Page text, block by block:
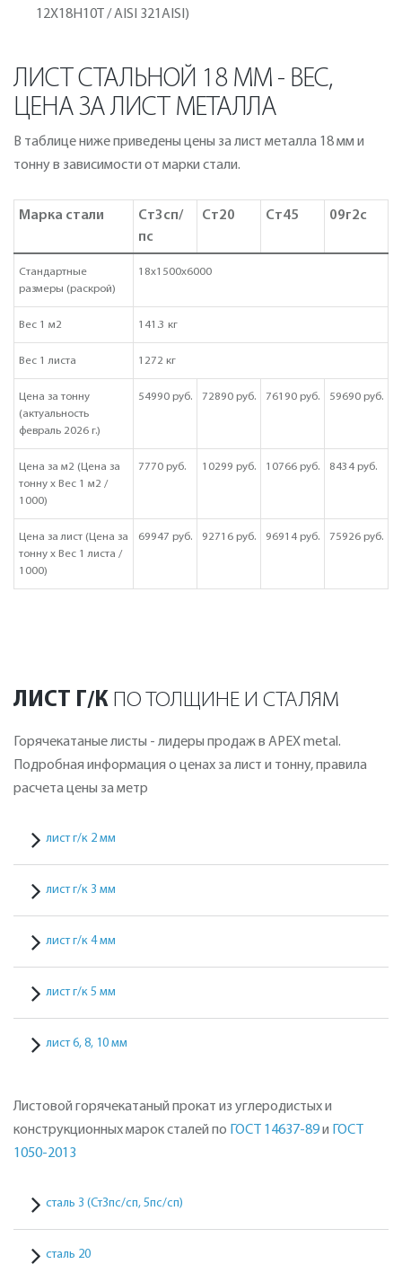
12Х18Н10Т / AISI 321AISI)
ЛИСТ СТАЛЬНОЙ 18 ММ - ВЕС,
ЦЕНА ЗА ЛИСТ МЕТАЛЛА
В таблице ниже приведены цены за лист металла 18 мм и
тонну в зависимости от марки стали.
Марка стали
Ст3сп/
пс
Ст20 Ст45 09г2с
Стандартные
размеры (раскрой)
18х1500х6000
Вес 1 м2 141.3 кг
Вес 1 листа 1272 кг
Цена за тонну
(актуальность
февраль 2026 г.)
54990 руб. 72890 руб. 76190 руб. 59690 руб.
Цена за м2 (Цена за
тонну х Вес 1 м2 /
1000)
7770 руб. 10299 руб. 10766 руб. 8434 руб.
Цена за лист (Цена за
тонну х Вес 1 листа /
1000)
69947 руб. 92716 руб. 96914 руб. 75926 руб.
ЛИСТ Г/К ПО ТОЛЩИНЕ И СТАЛЯМ
Горячекатаные листы - лидеры продаж в APEX metal.
Подробная информация о ценах за лист и тонну, правила
расчета цены за метр
лист г/к 2 мм
лист г/к 3 мм
лист г/к 4 мм
лист г/к 5 мм
лист 6, 8, 10 мм
Листовой горячекатаный прокат из углеродистых и
конструкционных марок сталей по
ГОСТ 14637-89и
ГОСТ
1050-2013
сталь 3 (СтЗпс/сп, 5пс/сп)
сталь 20